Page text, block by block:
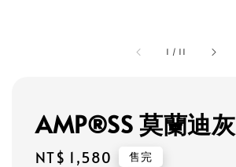
1 / 11
AMP®SS 莫蘭迪灰
Regular
NT$ 1,580 售完